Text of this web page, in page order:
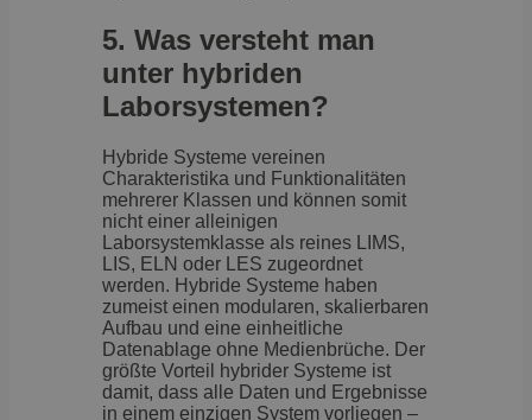
5. Was versteht man
unter hybriden
Laborsystemen?
Hybride Systeme vereinen
Charakteristika und Funktionalitäten
mehrerer Klassen und können somit
nicht einer alleinigen
Laborsystemklasse als reines LIMS,
LIS, ELN oder LES zugeordnet
werden. Hybride Systeme haben
zumeist einen modularen, skalierbaren
Aufbau und eine einheitliche
Datenablage ohne Medienbrüche. Der
größte Vorteil hybrider Systeme ist
damit, dass alle Daten und Ergebnisse
in einem einzigen System vorliegen –